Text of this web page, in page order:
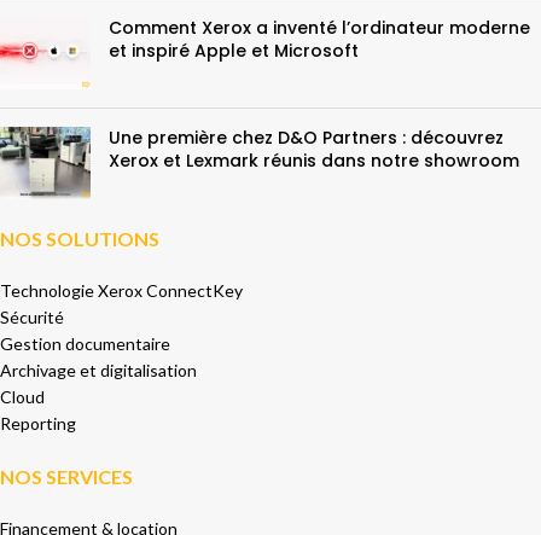
Comment Xerox a inventé l’ordinateur moderne
et inspiré Apple et Microsoft
Une première chez D&O Partners : découvrez
Xerox et Lexmark réunis dans notre showroom
NOS SOLUTIONS
Technologie Xerox ConnectKey
Sécurité
Gestion documentaire
Archivage et digitalisation
Cloud
Reporting
NOS SERVICES
Financement & location